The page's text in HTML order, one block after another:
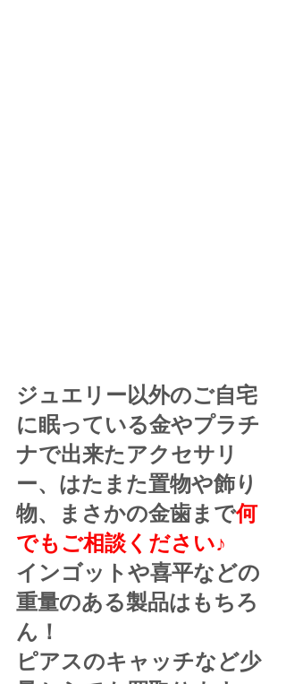
ジュエリー以外のご自宅
に眠っている金やプラチ
ナで出来たアクセサリ
ー、はたまた置物や飾り
物、まさかの金歯まで何
でもご相談ください♪
インゴットや喜平などの
重量のある製品はもちろ
ん！
ピアスのキャッチなど少